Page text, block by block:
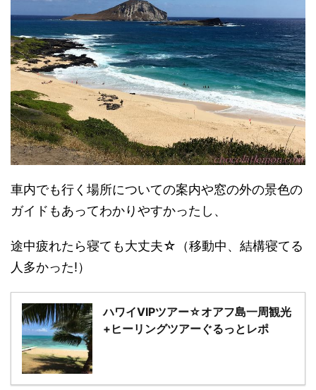
車内でも行く場所についての案内や窓の外の景色の
ガイドもあってわかりやすかったし、
途中疲れたら寝ても大丈夫☆（移動中、結構寝てる
人多かった!）
ハワイVIPツアー☆オアフ島一周観光
+ヒーリングツアーぐるっとレポ